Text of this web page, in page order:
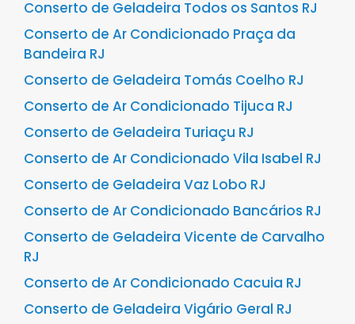
Conserto de Geladeira Todos os Santos RJ
Conserto de Ar Condicionado Praça da
Bandeira RJ
Conserto de Geladeira Tomás Coelho RJ
Conserto de Ar Condicionado Tijuca RJ
Conserto de Geladeira Turiaçu RJ
Conserto de Ar Condicionado Vila Isabel RJ
Conserto de Geladeira Vaz Lobo RJ
Conserto de Ar Condicionado Bancários RJ
Conserto de Geladeira Vicente de Carvalho
RJ
Conserto de Ar Condicionado Cacuia RJ
Conserto de Geladeira Vigário Geral RJ